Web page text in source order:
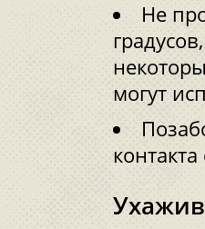
Не
могут